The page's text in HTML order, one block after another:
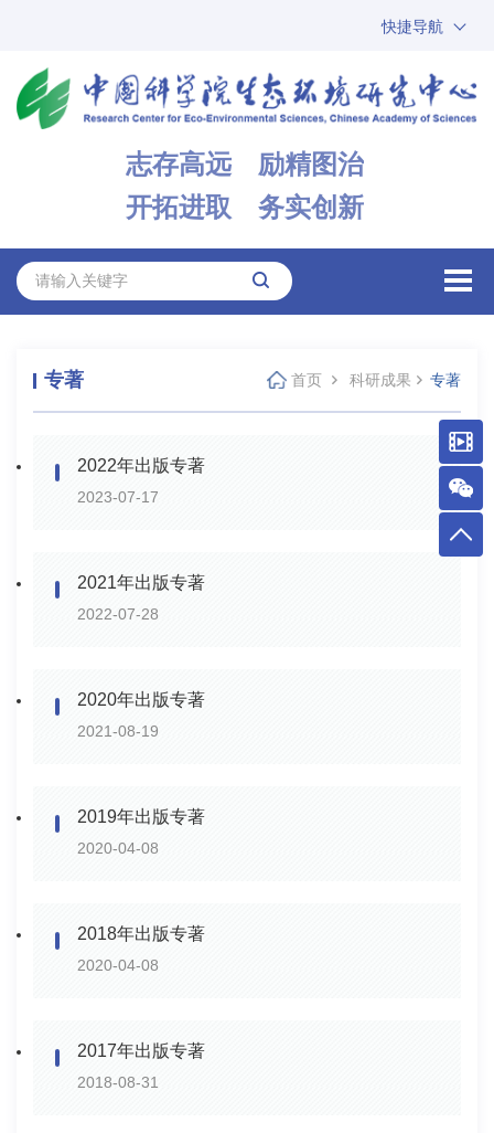
快捷导航
ARP
邮箱
志存高远 励精图治
开拓进取 务实创新
专著 首页 科研成果 专著
2022年出版专著
2023-07-17
2021年出版专著
2022-07-28
2020年出版专著
2021-08-19
2019年出版专著
2020-04-08
2018年出版专著
2020-04-08
2017年出版专著
2018-08-31